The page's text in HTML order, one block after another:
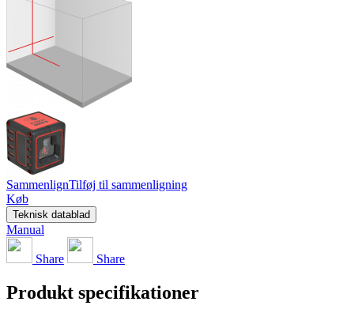
SammenlignTilføj til sammenligning
Køb
Teknisk datablad
Manual
Share Share
Produkt specifikationer